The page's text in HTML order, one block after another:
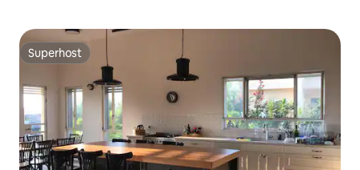
Superhost
Superhost